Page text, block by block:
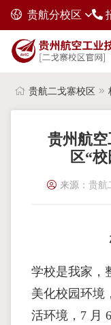
贵航分校区
贵航二戈寨校区
贵州航
区“
来源： 贵航
学校是我家，
美化校园环境
活环境，7 月